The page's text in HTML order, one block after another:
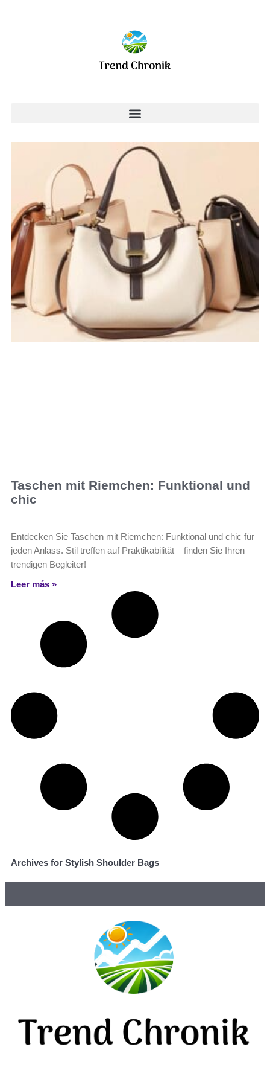
Taschen mit Riemchen: Funktional und
chic
Entdecken Sie Taschen mit Riemchen: Funktional und chic für
jeden Anlass. Stil treffen auf Praktikabilität – finden Sie Ihren
trendigen Begleiter!
Leer más »
Archives for Stylish Shoulder Bags